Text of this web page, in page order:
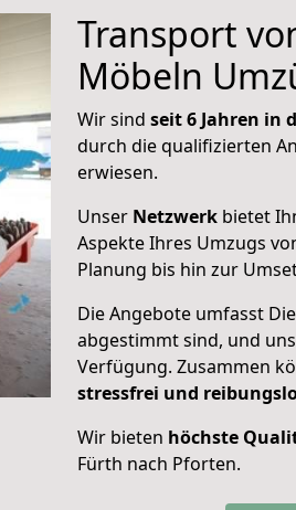
Transport
Möbeln
Wir sind seit 6 Jahren in
durch die qualifizierten
erwiesen.
Unser Netzwerk bietet
Aspekte Ihres Umzugs
Planung bis hin zur
Die Angebote umfasst
abgestimmt sind, und
Verfügung. Zusammen
stressfrei und
Wir bieten höchste
Fürth nach Pforten.